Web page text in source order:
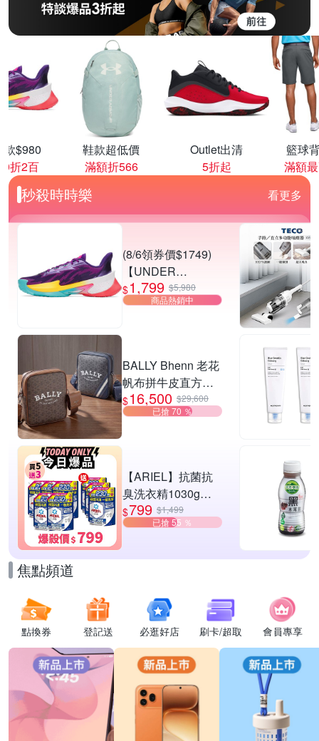
款$980
折2百
鞋款超低價
滿額折566
Outlet出清
5折起
籃球
滿額
秒殺時時樂 看更多
(8/6領券價$1749)
【UNDER
ARMOUR】UA
CURRY SERIES 7
$1,799 $5,980
商品熱銷中
BALLY Bhenn 老花
帆布拼牛皮直方肩
斜背郵差包-2款可
選
$16,500 $29,600
已搶 70 ％
【ARIEL】抗菌抗
臭洗衣精1030g補
充包 X8 (抗菌去漬/
室內晾曬) 兩款任選
$799 $1,499
已搶 55 ％
焦點頻道
點換券 登記送 必逛好店 刷卡/超取 會員專享